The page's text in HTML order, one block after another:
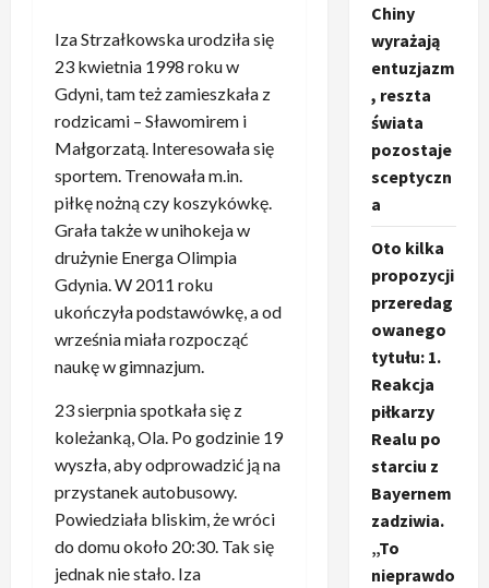
Iza Strzałkowska urodziła się
23 kwietnia 1998 roku w
Gdyni, tam też zamieszkała z
rodzicami – Sławomirem i
Małgorzatą. Interesowała się
sportem. Trenowała m.in.
piłkę nożną czy koszykówkę.
Grała także w unihokeja w
drużynie Energa Olimpia
Gdynia. W 2011 roku
ukończyła podstawówkę, a od
września miała rozpocząć
naukę w gimnazjum.
23 sierpnia spotkała się z
koleżanką, Ola. Po godzinie 19
wyszła, aby odprowadzić ją na
przystanek autobusowy.
Powiedziała bliskim, że wróci
do domu około 20:30. Tak się
jednak nie stało. Iza
Chiny
wyrażają
entuzjazm
, reszta
świata
pozostaje
sceptyczn
a
Oto kilka
propozycji
przeredag
owanego
tytułu: 1.
Reakcja
piłkarzy
Realu po
starciu z
Bayernem
zadziwia.
„To
nieprawdo